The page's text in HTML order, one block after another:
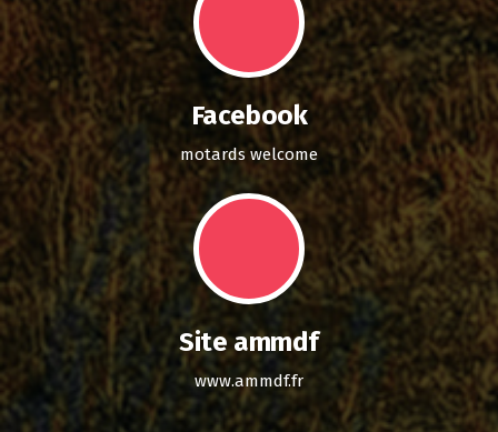
Facebook
motards welcome
Site ammdf
www.ammdf.fr